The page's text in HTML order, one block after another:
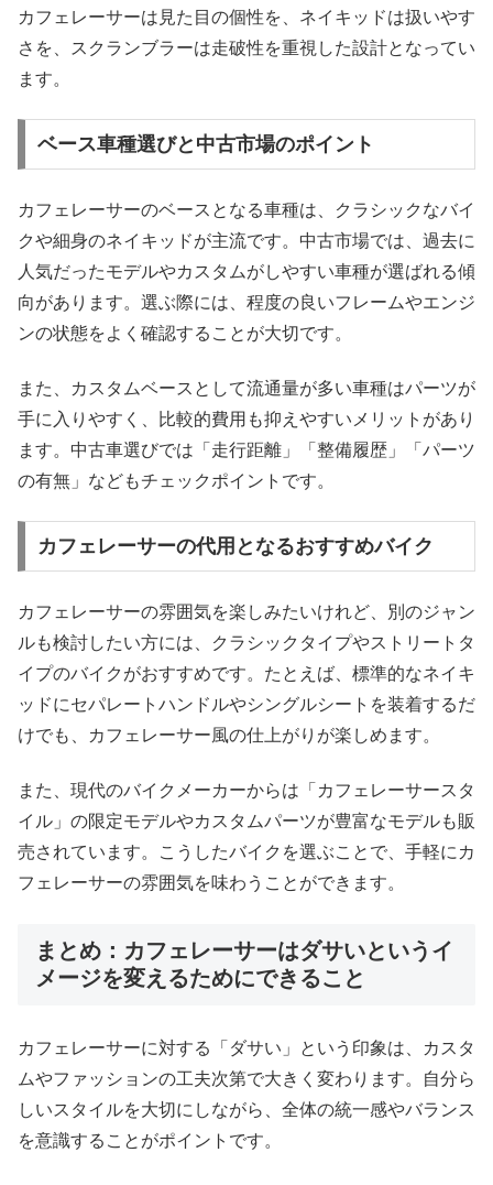
カフェレーサーは見た目の個性を、ネイキッドは扱いやす
さを、スクランブラーは走破性を重視した設計となってい
ます。
ベース車種選びと中古市場のポイント
カフェレーサーのベースとなる車種は、クラシックなバイ
クや細身のネイキッドが主流です。中古市場では、過去に
人気だったモデルやカスタムがしやすい車種が選ばれる傾
向があります。選ぶ際には、程度の良いフレームやエンジ
ンの状態をよく確認することが大切です。
また、カスタムベースとして流通量が多い車種はパーツが
手に入りやすく、比較的費用も抑えやすいメリットがあり
ます。中古車選びでは「走行距離」「整備履歴」「パーツ
の有無」などもチェックポイントです。
カフェレーサーの代用となるおすすめバイク
カフェレーサーの雰囲気を楽しみたいけれど、別のジャン
ルも検討したい方には、クラシックタイプやストリートタ
イプのバイクがおすすめです。たとえば、標準的なネイキ
ッドにセパレートハンドルやシングルシートを装着するだ
けでも、カフェレーサー風の仕上がりが楽しめます。
また、現代のバイクメーカーからは「カフェレーサースタ
イル」の限定モデルやカスタムパーツが豊富なモデルも販
売されています。こうしたバイクを選ぶことで、手軽にカ
フェレーサーの雰囲気を味わうことができます。
まとめ：カフェレーサーはダサいというイ
メージを変えるためにできること
カフェレーサーに対する「ダサい」という印象は、カスタ
ムやファッションの工夫次第で大きく変わります。自分ら
しいスタイルを大切にしながら、全体の統一感やバランス
を意識することがポイントです。